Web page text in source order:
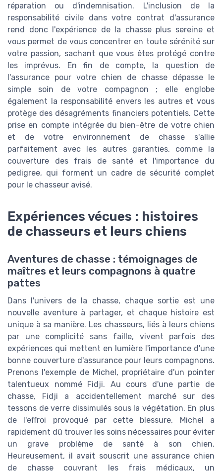
réparation ou d'indemnisation. L'inclusion de la
responsabilité civile dans votre contrat d'assurance
rend donc l'expérience de la chasse plus sereine et
vous permet de vous concentrer en toute sérénité sur
votre passion, sachant que vous êtes protégé contre
les imprévus. En fin de compte, la question de
l'assurance pour votre chien de chasse dépasse le
simple soin de votre compagnon ; elle englobe
également la responsabilité envers les autres et vous
protège des désagréments financiers potentiels. Cette
prise en compte intégrée du bien-être de votre chien
et de votre environnement de chasse s'allie
parfaitement avec les autres garanties, comme la
couverture des frais de santé et l'importance du
pedigree, qui forment un cadre de sécurité complet
pour le chasseur avisé.
Expériences vécues : histoires
de chasseurs et leurs chiens
Aventures de chasse : témoignages de
maîtres et leurs compagnons à quatre
pattes
Dans l'univers de la chasse, chaque sortie est une
nouvelle aventure à partager, et chaque histoire est
unique à sa manière. Les chasseurs, liés à leurs chiens
par une complicité sans faille, vivent parfois des
expériences qui mettent en lumière l'importance d'une
bonne couverture d'assurance pour leurs compagnons.
Prenons l'exemple de Michel, propriétaire d'un pointer
talentueux nommé Fidji. Au cours d'une partie de
chasse, Fidji a accidentellement marché sur des
tessons de verre dissimulés sous la végétation. En plus
de l'effroi provoqué par cette blessure, Michel a
rapidement dû trouver les soins nécessaires pour éviter
un grave problème de santé à son chien.
Heureusement, il avait souscrit une assurance chien
de chasse couvrant les frais médicaux, un